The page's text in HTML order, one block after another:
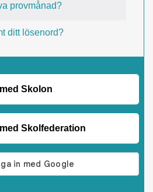
provmånad?
ditt lösenord?
Skolon
Skolfederation